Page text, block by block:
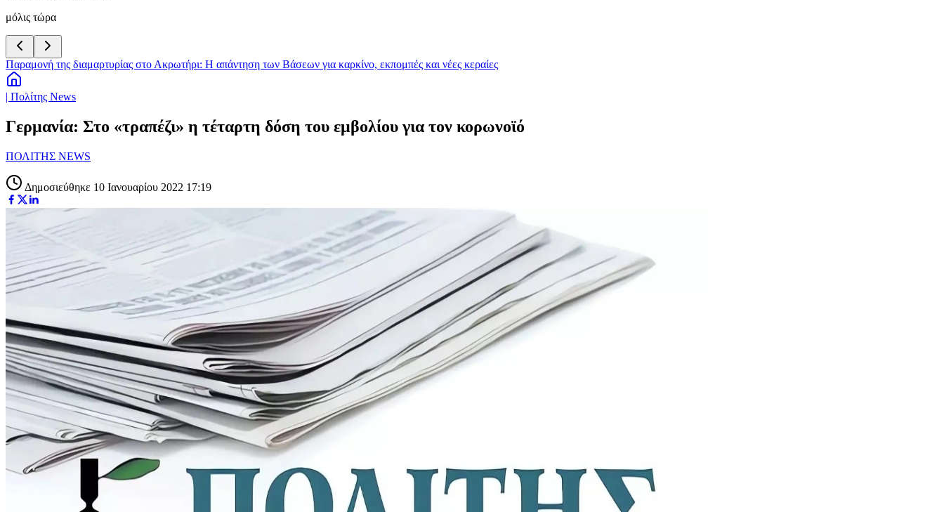
μόλις τώρα
Παραμονή της διαμαρτυρίας στο Ακρωτήρι: Η απάντηση των Βάσεων για καρκίνο, εκπομπές και νέες κεραίες
| Πολίτης News
Γερμανία: Στο «τραπέζι» η τέταρτη δόση του εμβολίου για τον κορωνοϊό
ΠΟΛΙΤΗΣ NEWS
Δημοσιεύθηκε 10 Ιανουαρίου 2022 17:19